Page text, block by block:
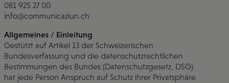
081 925 27 00
info@communicaziun.ch
Allgemeines / Einleitung
Gestützt auf Artikel 13 der Schweizerischen
Bundesverfassung und die datenschutzrechtlichen
Bestimmungen des Bundes (Datenschutzgesetz, DSG)
hat jede Person Anspruch auf Schutz ihrer Privatsphäre